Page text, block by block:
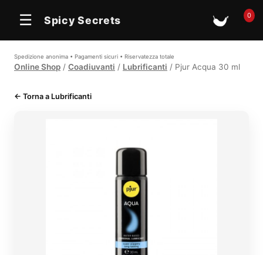
☰ Spicy Secrets 🛒0
Spedizione anonima • Pagamenti sicuri • Riservatezza totale
Online Shop / Coadiuvanti / Lubrificanti / Pjur Acqua 30 ml
← Torna a Lubrificanti